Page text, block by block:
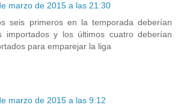
marzo de 2015 a las 21:30
seis primeros en la temporada deberían
importados y los últimos cuatro deberían
para emparejar la liga
marzo de 2015 a las 9:12